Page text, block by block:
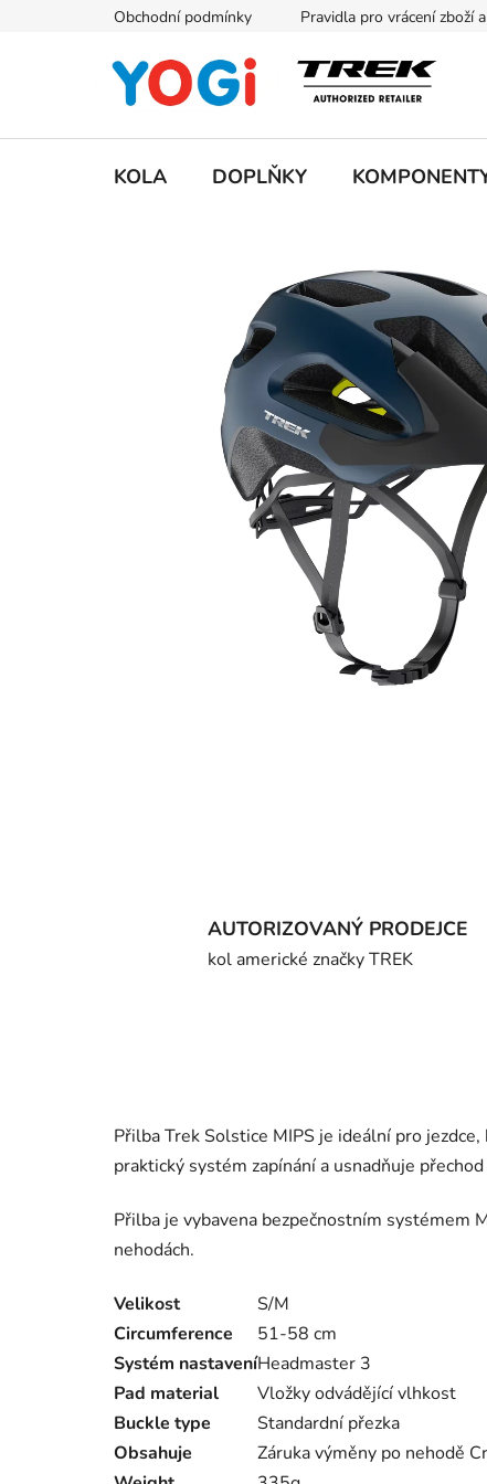
Obchodní podmínky Pravidla pro vrácení zboží
KOLA DOPLŇKY
AUTORIZOVANÝ PRODEJCE
kol americké značky TREK
Přilba Trek Solstice MIPS je ideální pro
praktický systém zapínání a usnadňuje
Přilba je vybavena bezpečnostním systémem
nehodách.
Velikost S/M
Circumference
51-58 cm
Systém nastaveníHeadmaster 3
Pad material
Vložky odvádějící vlhkost
Buckle type
Standardní přezka
Obsahuje
Záruka výměny po nehodě